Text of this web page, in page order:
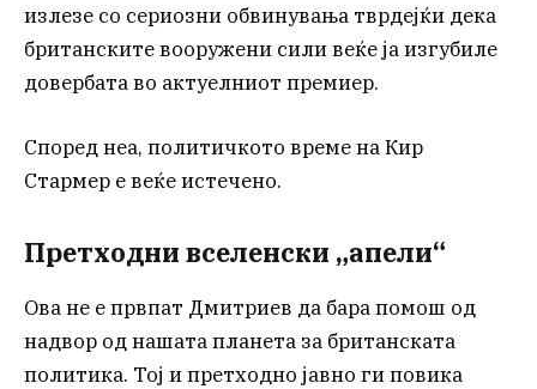
излезе со сериозни обвинувања тврдејќи дека
британските вооружени сили веќе ја изгубиле
довербата во актуелниот премиер.
Според неа, политичкото време на Кир
Стармер е веќе истечено.
Претходни вселенски „апели“
Ова не е првпат Дмитриев да бара помош од
надвор од нашата планета за британската
политика. Тој и претходно јавно ги повика